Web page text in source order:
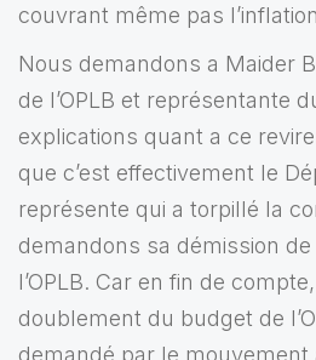
couvrant même pas
Nous demandons a Maider
de l’OPLB et représentante
explications quant a ce
que c’est effectivement le
représente qui a torpillé la
demandons sa démission
l’OPLB. Car en fin de
doublement du budget de
demandé par le mouvement